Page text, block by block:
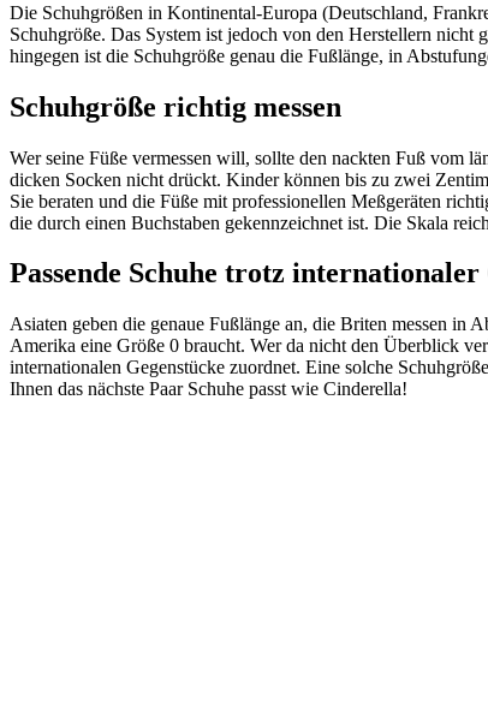
Die Schuhgrößen in Kontinental-Europa (Deutschland,
Schuhgröße. Das System ist jedoch von den Herstellern
hingegen ist die Schuhgröße genau die Fußlänge, in
Schuhgröße richtig messen
Wer seine Füße vermessen will, sollte den nackten Fuß vom
dicken Socken nicht drückt. Kinder können bis zu zwei
Sie beraten und die Füße mit professionellen Meßgeräten
die durch einen Buchstaben gekennzeichnet ist. Die Skala
Passende Schuhe trotz
Asiaten geben die genaue Fußlänge an, die Briten messen in
Amerika eine Größe 0 braucht. Wer da nicht den Überblick
internationalen Gegenstücke zuordnet. Eine solche
Ihnen das nächste Paar Schuhe passt wie Cinderella!